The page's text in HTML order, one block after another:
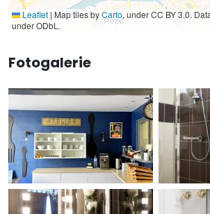
Leaflet | Map tiles byCarto, under CC BY 3.0.
under ODbL.
Fotogalerie